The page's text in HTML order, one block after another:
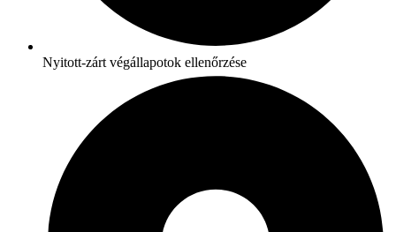
Nyitott-zárt végállapotok ellenőrzése